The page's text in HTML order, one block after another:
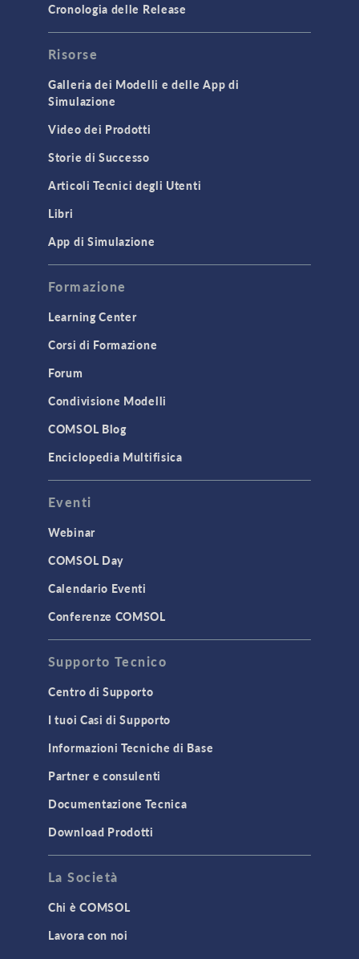
Cronologia delle Release
Risorse
Galleria dei Modelli e delle App di
Simulazione
Video dei Prodotti
Storie di Successo
Articoli Tecnici degli Utenti
Libri
App di Simulazione
Formazione
Learning Center
Corsi di Formazione
Forum
Condivisione Modelli
COMSOL Blog
Enciclopedia Multifisica
Eventi
Webinar
COMSOL Day
Calendario Eventi
Conferenze COMSOL
Supporto Tecnico
Centro di Supporto
I tuoi Casi di Supporto
Informazioni Tecniche di Base
Partner e consulenti
Documentazione Tecnica
Download Prodotti
La Società
Chi è COMSOL
Lavora con noi